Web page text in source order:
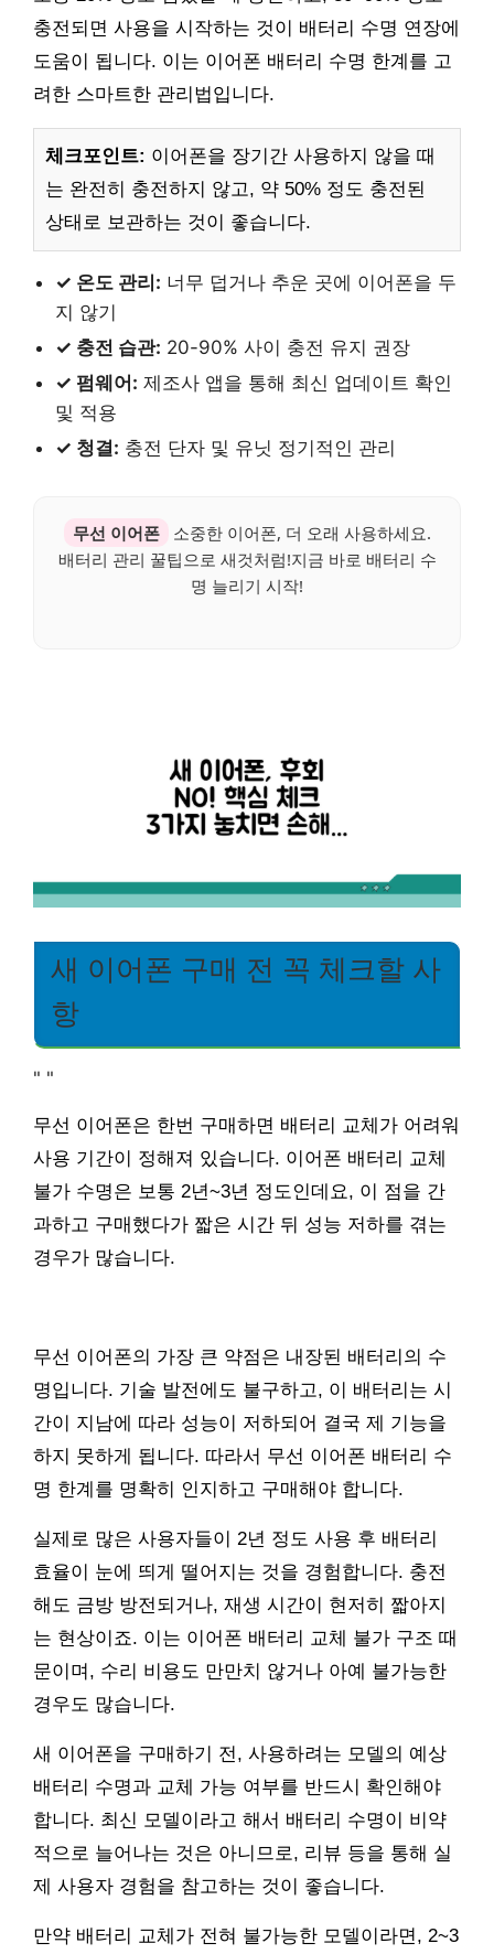
충전되면 사용을 시작하는 것이 배터리 수명 연장에
도움이 됩니다. 이는 이어폰 배터리 수명 한계를 고
려한 스마트한 관리법입니다.
체크포인트: 이어폰을 장기간 사용하지 않을 때
는 완전히 충전하지 않고, 약 50% 정도 충전된
상태로 보관하는 것이 좋습니다.
✓ 온도 관리: 너무 덥거나 추운 곳에 이어폰을 두
지 않기
✓ 충전 습관: 20-90% 사이 충전 유지 권장
✓ 펌웨어: 제조사 앱을 통해 최신 업데이트 확인
및 적용
✓ 청결: 충전 단자 및 유닛 정기적인 관리
무선 이어폰
소중한 이어폰, 더 오래 사용하세요.
배터리 관리 꿀팁으로 새것처럼!지금 바로 배터리 수
명 늘리기 시작!
새 이어폰 구매 전 꼭 체크할 사
항
" "
무선 이어폰은 한번 구매하면 배터리 교체가 어려워
사용 기간이 정해져 있습니다. 이어폰 배터리 교체
불가 수명은 보통 2년~3년 정도인데요, 이 점을 간
과하고 구매했다가 짧은 시간 뒤 성능 저하를 겪는
경우가 많습니다.
무선 이어폰의 가장 큰 약점은 내장된 배터리의 수
명입니다. 기술 발전에도 불구하고, 이 배터리는 시
간이 지남에 따라 성능이 저하되어 결국 제 기능을
하지 못하게 됩니다. 따라서 무선 이어폰 배터리 수
명 한계를 명확히 인지하고 구매해야 합니다.
실제로 많은 사용자들이 2년 정도 사용 후 배터리
효율이 눈에 띄게 떨어지는 것을 경험합니다. 충전
해도 금방 방전되거나, 재생 시간이 현저히 짧아지
는 현상이죠. 이는 이어폰 배터리 교체 불가 구조 때
문이며, 수리 비용도 만만치 않거나 아예 불가능한
경우도 많습니다.
새 이어폰을 구매하기 전, 사용하려는 모델의 예상
배터리 수명과 교체 가능 여부를 반드시 확인해야
합니다. 최신 모델이라고 해서 배터리 수명이 비약
적으로 늘어나는 것은 아니므로, 리뷰 등을 통해 실
제 사용자 경험을 참고하는 것이 좋습니다.
만약 배터리 교체가 전혀 불가능한 모델이라면, 2~3